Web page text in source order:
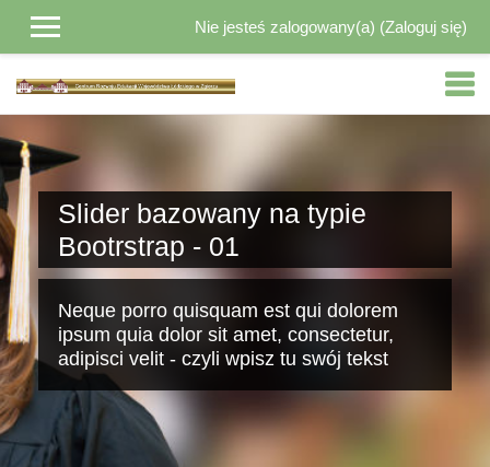
Nie jesteś zalogowany(a) (Zaloguj się)
Slider bazowany na typie
Bootrstrap - 01
Neque porro quisquam est qui dolorem
ipsum quia dolor sit amet, consectetur,
adipisci velit - czyli wpisz tu swój tekst